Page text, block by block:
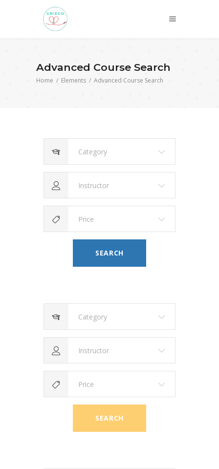
Advanced Course Search
Home / Elements / Advanced Course Search
Category
Instructor
Price
SEARCH
Category
Instructor
Price
SEARCH